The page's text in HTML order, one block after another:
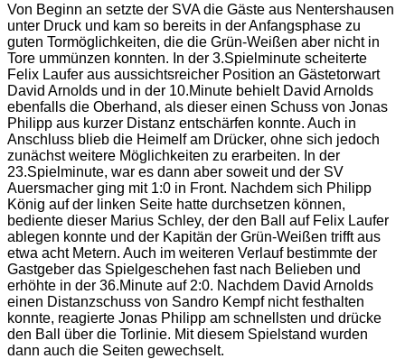
Von Beginn an setzte der SVA die Gäste aus Nentershausen
unter Druck und kam so bereits in der Anfangsphase zu
guten Tormöglichkeiten, die die Grün-Weißen aber nicht in
Tore ummünzen konnten. In der 3.Spielminute scheiterte
Felix Laufer aus aussichtsreicher Position an Gästetorwart
David Arnolds und in der 10.Minute behielt David Arnolds
ebenfalls die Oberhand, als dieser einen Schuss von Jonas
Philipp aus kurzer Distanz entschärfen konnte. Auch in
Anschluss blieb die Heimelf am Drücker, ohne sich jedoch
zunächst weitere Möglichkeiten zu erarbeiten. In der
23.Spielminute, war es dann aber soweit und der SV
Auersmacher ging mit 1:0 in Front. Nachdem sich Philipp
König auf der linken Seite hatte durchsetzen können,
bediente dieser Marius Schley, der den Ball auf Felix Laufer
ablegen konnte und der Kapitän der Grün-Weißen trifft aus
etwa acht Metern. Auch im weiteren Verlauf bestimmte der
Gastgeber das Spielgeschehen fast nach Belieben und
erhöhte in der 36.Minute auf 2:0. Nachdem David Arnolds
einen Distanzschuss von Sandro Kempf nicht festhalten
konnte, reagierte Jonas Philipp am schnellsten und drücke
den Ball über die Torlinie. Mit diesem Spielstand wurden
dann auch die Seiten gewechselt.